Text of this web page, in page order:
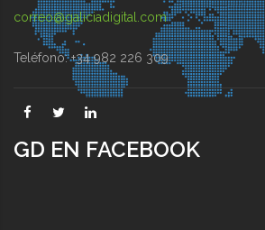
correo@galiciadigital.com
Teléfono: +34 982 226 309
GD EN FACEBOOK